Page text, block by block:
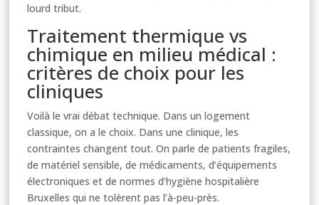
lourd tribut.
Traitement thermique vs
chimique en milieu médical :
critères de choix pour les
cliniques
Voilà le vrai débat technique. Dans un logement
classique, on a le choix. Dans une clinique, les
contraintes changent tout. On parle de patients fragiles,
de matériel sensible, de médicaments, d’équipements
électroniques et de normes d’hygiène hospitalière
Bruxelles qui ne tolèrent pas l’à-peu-près.